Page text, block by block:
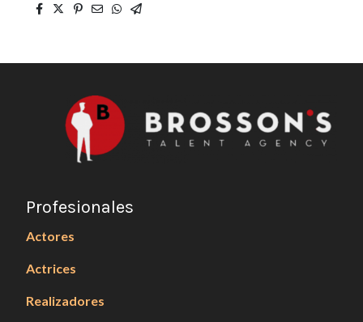
Profesionales
Actores
Actrices
Realizadores